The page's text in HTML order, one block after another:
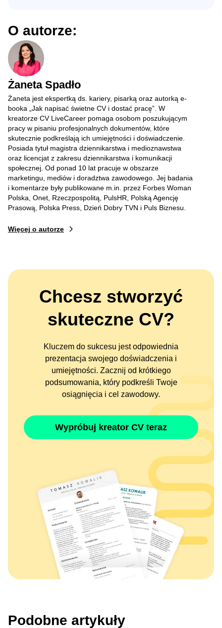
O autorze:
Żaneta Spadło
Żaneta jest ekspertką ds. kariery, pisarką oraz autorką e-
booka „Jak napisać świetne CV i dostać pracę”. W
kreatorze CV LiveCareer pomaga osobom poszukującym
pracy w pisaniu profesjonalnych dokumentów, które
skutecznie podkreślają ich umiejętności i doświadczenie.
Posiada tytuł magistra dziennikarstwa i medioznawstwa
oraz licencjat z zakresu dziennikarstwa i komunikacji
społecznej. Od ponad 10 lat pracuje w obszarze
marketingu, mediów i doradztwa zawodowego. Jej badania
i komentarze były publikowane m.in. przez Forbes Woman
Polska, Onet, Rzeczpospolitą, PulsHR, Polską Agencję
Prasową, Polska Press, Dzień Dobry TVN i Puls Biznesu.
Więcej o autorze
Chcesz stworzyć
skuteczne CV?
Kluczem do sukcesu jest odpowiednia
prezentacja swojego doświadczenia i
umiejętności. Zacznij od krótkiego
podsumowania, który podkreśli Twoje
osiągnięcia i cel zawodowy.
Wypróbuj kreator CV teraz
Podobne artykuły